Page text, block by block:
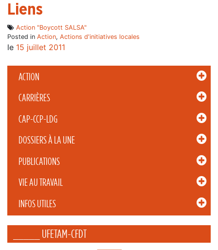
ACTION
CARRIÈRES
CAP-CCP-LDG
DOSSIERS À LA UNE
PUBLICATIONS
VIE AU TRAVAIL
INFOS UTILES
_____ UFETAM-CFDT
Liens
Action "Boycott SALSA"
Posted in Action, Actions d'initiatives locales
le 15 juillet 2011